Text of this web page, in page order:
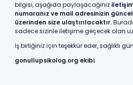
bilgisi, aşağıda paylaşacağınız
numaranız ve mail adresinizin
üzerinden size ulaştırılacaktır.
sadece sizinle iletişime geçecek olan
İş birliğiniz için teşekkür eder, sağlıklı
gonullupsikolog.org ekibi